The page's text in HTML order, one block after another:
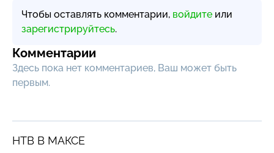
Чтобы оставлять комментарии, войдите или
зарегистрируйтесь.
Комментарии
Здесь пока нет комментариев, Ваш может быть
первым.
НТВ В МАКСЕ